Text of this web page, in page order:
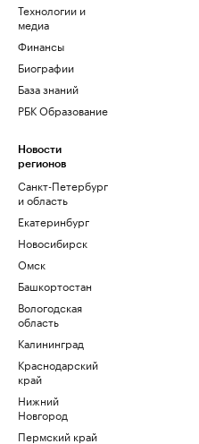
Технологии и
медиа
Финансы
Биографии
База знаний
РБК Образование
Новости
регионов
Санкт-Петербург
и область
Екатеринбург
Новосибирск
Омск
Башкортостан
Вологодская
область
Калининград
Краснодарский
край
Нижний
Новгород
Пермский край